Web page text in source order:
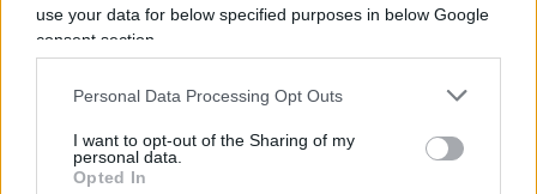
use your data for below specified purposes in below Google
consent section.
Personal Data Processing Opt Outs
I want to opt-out of the Sharing of my
personal data.
Opted In
e giornalistico applaude i “ribelli” e piccona
l’istituzione scolastica. Tra parentesi, “eroi” così
coraggiosi che hanno messo in atto la loro azione